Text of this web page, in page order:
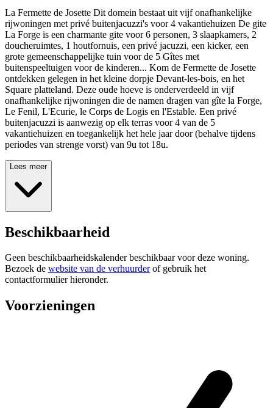
La Fermette de Josette Dit domein bestaat uit vijf onafhankelijke
rijwoningen met privé buitenjacuzzi's voor 4 vakantiehuizen De gite
La Forge is een charmante gite voor 6 personen, 3 slaapkamers, 2
doucheruimtes, 1 houtfornuis, een privé jacuzzi, een kicker, een
grote gemeenschappelijke tuin voor de 5 Gîtes met
buitenspeeltuigen voor de kinderen... Kom de Fermette de Josette
ontdekken gelegen in het kleine dorpje Devant-les-bois, en het
Square platteland. Deze oude hoeve is onderverdeeld in vijf
onafhankelijke rijwoningen die de namen dragen van gîte la Forge,
Le Fenil, L'Ecurie, le Corps de Logis en l'Estable. Een privé
buitenjacuzzi is aanwezig op elk terras voor 4 van de 5
vakantiehuizen en toegankelijk het hele jaar door (behalve tijdens
periodes van strenge vorst) van 9u tot 18u.
Lees meer
Beschikbaarheid
Geen beschikbaarheidskalender beschikbaar voor deze woning.
Bezoek de website van de verhuurderof gebruik het
contactformulier hieronder.
Voorzieningen